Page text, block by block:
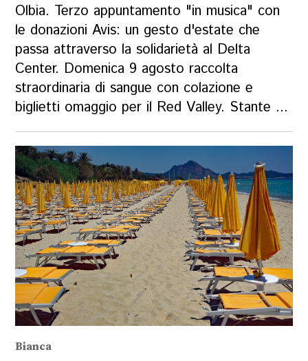
Olbia. Terzo appuntamento "in musica" con
le donazioni Avis: un gesto d'estate che
passa attraverso la solidarietà al Delta
Center. Domenica 9 agosto raccolta
straordinaria di sangue con colazione e
biglietti omaggio per il Red Valley. Stante ...
Bianca